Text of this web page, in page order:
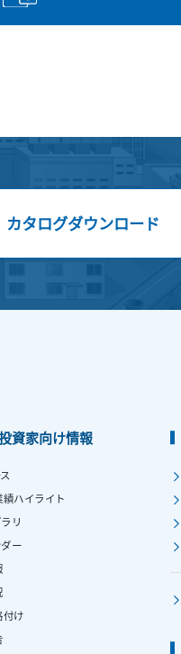
カタログダウンロード
資家向け情報
績ハイライト
リ
ー
付け